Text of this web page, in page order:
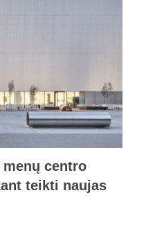
centro
teikti naujas